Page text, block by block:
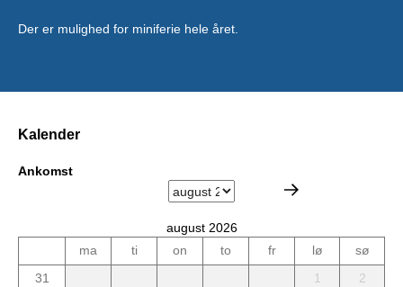
Der er mulighed for miniferie hele året.
Kalender
Ankomst
august 2026
ma
ti on to fr lø
sø
31
1
2